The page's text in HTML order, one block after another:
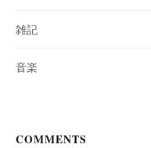
雑記
音楽
COMMENTS